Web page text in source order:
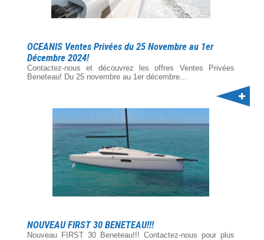
OCEANIS Ventes Privées du 25 Novembre au 1er
Décembre 2024!
Contactez-nous et découvrez les offres Ventes Privées
Beneteau! Du 25 novembre au 1er décembre...
NOUVEAU FIRST 30 BENETEAU!!!
Nouveau FIRST 30 Beneteau!!! Contactez-nous pour plus